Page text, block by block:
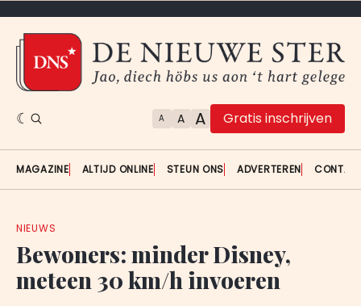
A A A Gratis inschrijven
MAGAZINE ALTIJD ONLINE STEUN ONS ADVERTEREN
NIEUWS
Bewoners: minder Disney,
meteen 30 km/h invoeren